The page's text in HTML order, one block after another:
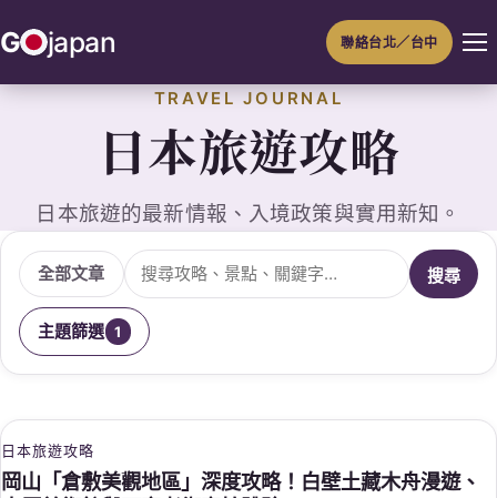
至
G japan 聯絡台北／台中
TRAVEL JOURNAL
日本旅遊攻略
日本旅遊的最新情報、入境政策與實用新知。
全部文章 搜尋文章 搜尋
主題篩選 1
日本旅遊攻略
岡山「倉敷美觀地區」深度攻略！白壁土藏木舟漫遊、